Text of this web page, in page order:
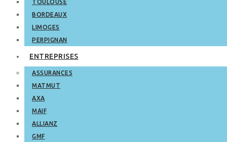
TOULOUSE
BORDEAUX
LIMOGES
PERPIGNAN
ENTREPRISES
ASSURANCES
MATMUT
AXA
MAIF
ALLIANZ
GMF